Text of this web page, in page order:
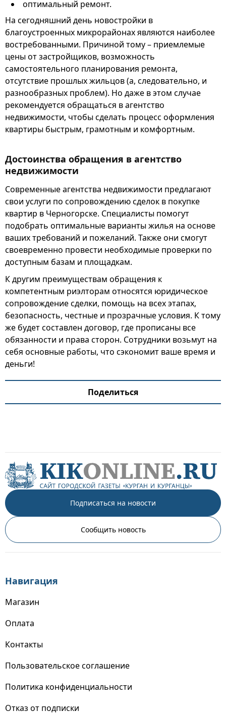
оптимальный ремонт.
На сегодняшний день новостройки в
благоустроенных микрорайонах являются наиболее
востребованными. Причиной тому – приемлемые
цены от застройщиков, возможность
самостоятельного планирования ремонта,
отсутствие прошлых жильцов (а, следовательно, и
разнообразных проблем). Но даже в этом случае
рекомендуется обращаться в агентство
недвижимости, чтобы сделать процесс оформления
квартиры быстрым, грамотным и комфортным.
Достоинства обращения в агентство
недвижимости
Современные агентства недвижимости предлагают
свои услуги по сопровождению сделок в покупке
квартир в Черногорске. Специалисты помогут
подобрать оптимальные варианты жилья на основе
ваших требований и пожеланий. Также они смогут
своевременно провести необходимые проверки по
доступным базам и площадкам.
К другим преимуществам обращения к
компетентным риэлторам относятся юридическое
сопровождение сделки, помощь на всех этапах,
безопасность, честные и прозрачные условия. К тому
же будет составлен договор, где прописаны все
обязанности и права сторон. Сотрудники возьмут на
себя основные работы, что сэкономит ваше время и
деньги!
Поделиться
Подписаться на новости
Сообщить новость
Навигация
Магазин
Оплата
Контакты
Пользовательское соглашение
Политика конфиденциальности
Отказ от подписки